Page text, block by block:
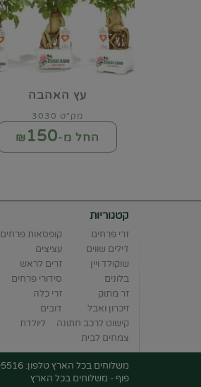
עץ האהבה
מק"ט 3030
החל מ-₪150
קטגוריות
זרי פרחים
קופסאות פרחים
דילים שווים
עציצים
שוקולד ויין
זרים לראש
בלונים
סידורי פרחים
זר מתוק
זרי כלה
זיכרון ואבל
דובים
קישוט לרכב חתונה
ליולדת
צמחים לבית
משלוחים בכל הארץ טלפון: 050-9995516
פוף - משלוחים בכל הארץ